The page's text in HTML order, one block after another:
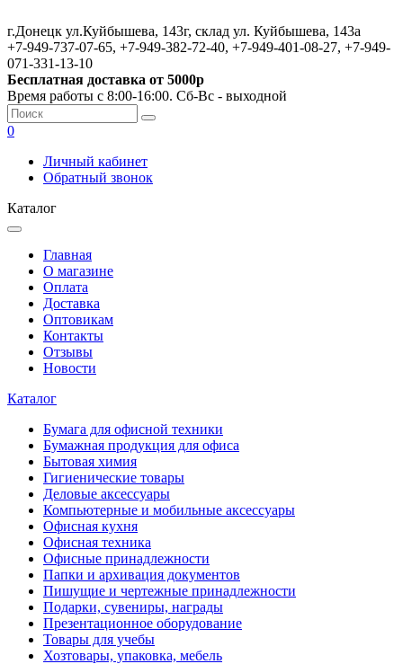
г.Донецк ул.Куйбышева, 143г, склад ул. Куйбышева, 143а
+7-949-737-07-65, +7-949-382-72-40, +7-949-401-08-27, +7-949-
071-331-13-10
Бесплатная доставка от 5000р
Время работы с 8:00-16:00. Сб-Вс - выходной
0
Личный кабинет
Обратный звонок
Каталог
Главная
О магазине
Оплата
Доставка
Оптовикам
Контакты
Отзывы
Новости
Каталог
Бумага для офисной техники
Бумажная продукция для офиса
Бытовая химия
Гигиенические товары
Деловые аксессуары
Компьютерные и мобильные аксессуары
Офисная кухня
Офисная техника
Офисные принадлежности
Папки и архивация документов
Пишущие и чертежные принадлежности
Подарки, сувениры, награды
Презентационное оборудование
Товары для учебы
Хозтовары, упаковка, мебель